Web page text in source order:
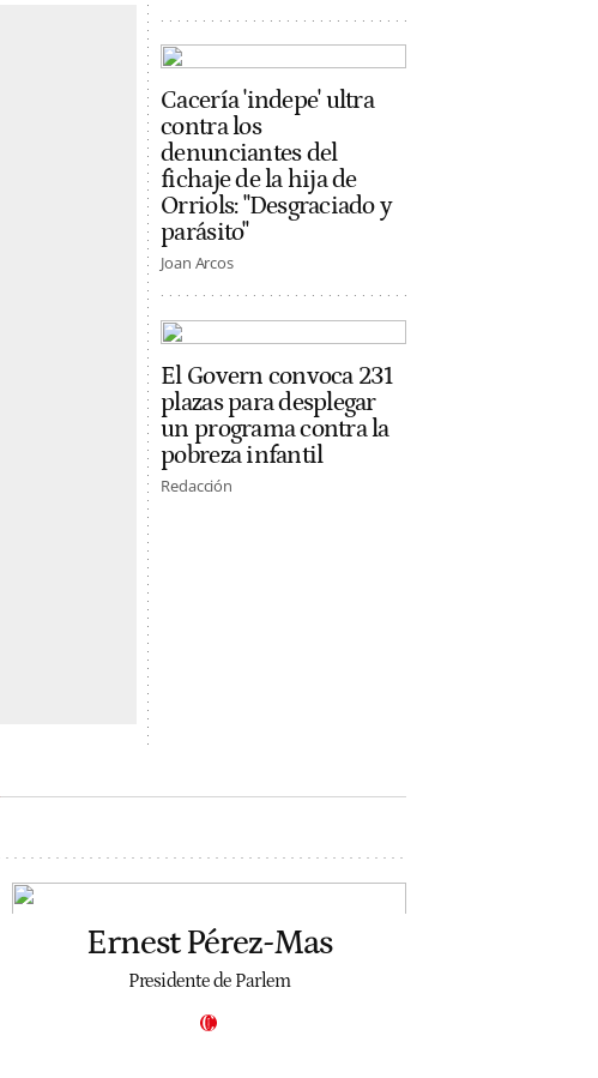
Cacería 'indepe' ultra
contra los
denunciantes del
fichaje de la hija de
Orriols: "Desgraciado y
parásito"
Joan Arcos
El Govern convoca 231
plazas para desplegar
un programa contra la
pobreza infantil
Redacción
Ernest Pérez-Mas
Presidente de Parlem